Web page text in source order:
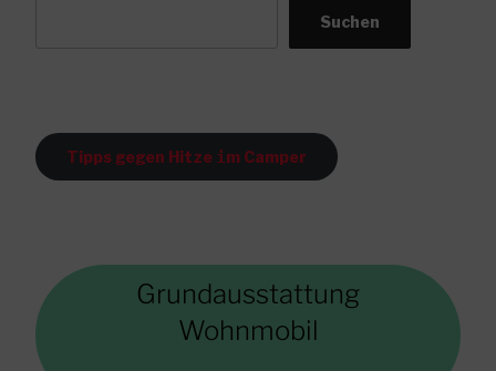
Suchen
Tipps gegen Hitze i m Camper
Grundausstattung
Wohnmobil